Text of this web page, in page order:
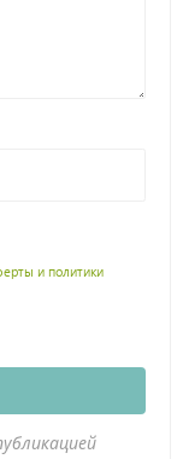
и политики